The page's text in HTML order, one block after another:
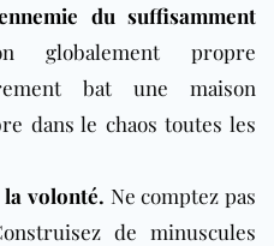
du suffisamment
globalement propre
bat une maison
dans le chaos toutes les
la volonté. Ne comptez pas
de minuscules